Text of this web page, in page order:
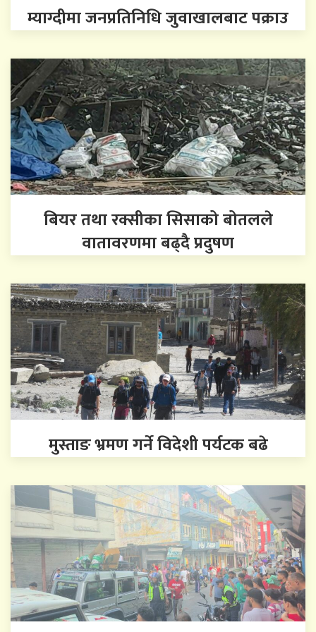
म्याग्दीमा जनप्रतिनिधि जुवाखालबाट पक्राउ
बियर तथा रक्सीका सिसाको बोतलले
वातावरणमा बढ्दै प्रदुषण
मुस्ताङ भ्रमण गर्ने विदेशी पर्यटक बढे